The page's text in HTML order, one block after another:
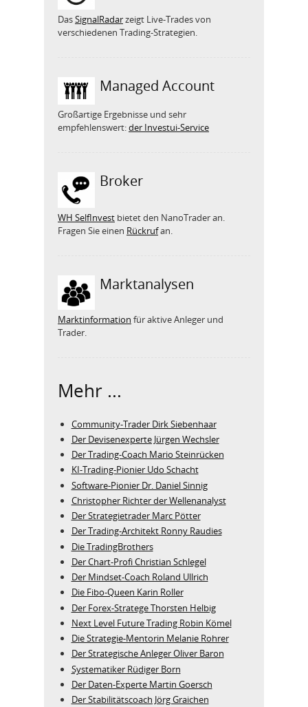
DasSignalRadarzeigt Live-Trades von
verschiedenen Trading-Strategien.
Managed Account
Großartige Ergebnisse und sehr
empfehlenswert:der Investui-Service
Broker
WH SelfInvest bietet den NanoTrader an.
Fragen Sie einen Rückrufan.
Marktanalysen
Marktinformation für aktive Anleger und
Trader.
Mehr ...
Community-Trader Dirk Siebenhaar
Der Devisenexperte Jürgen Wechsler
Der Trading-Coach Mario Steinrücken
KI-Trading-Pionier Udo Schacht
Software-Pionier Dr. Daniel Sinnig
Christopher Richter der Wellenanalyst
Der Strategietrader Marc Pötter
Der Trading-Architekt Ronny Raudies
Die TradingBrothers
Der Chart-Profi Christian Schlegel
Der Mindset-Coach Roland Ullrich
Die Fibo-Queen Karin Roller
Der Forex-Stratege Thorsten Helbig
Next Level Future Trading Robin Kömel
Die Strategie-Mentorin Melanie Rohrer
Der Strategische Anleger Oliver Baron
Systematiker Rüdiger Born
Der Daten-Experte Martin Goersch
Der Stabilitätscoach Jörg Graichen